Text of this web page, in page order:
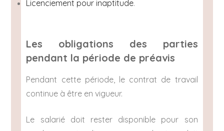
Licenciement pour inaptitude.
Les obligations des parties
pendant la période de préavis
Pendant cette période, le contrat de travail
continue à être en vigueur.
Le salarié doit rester disponible pour son